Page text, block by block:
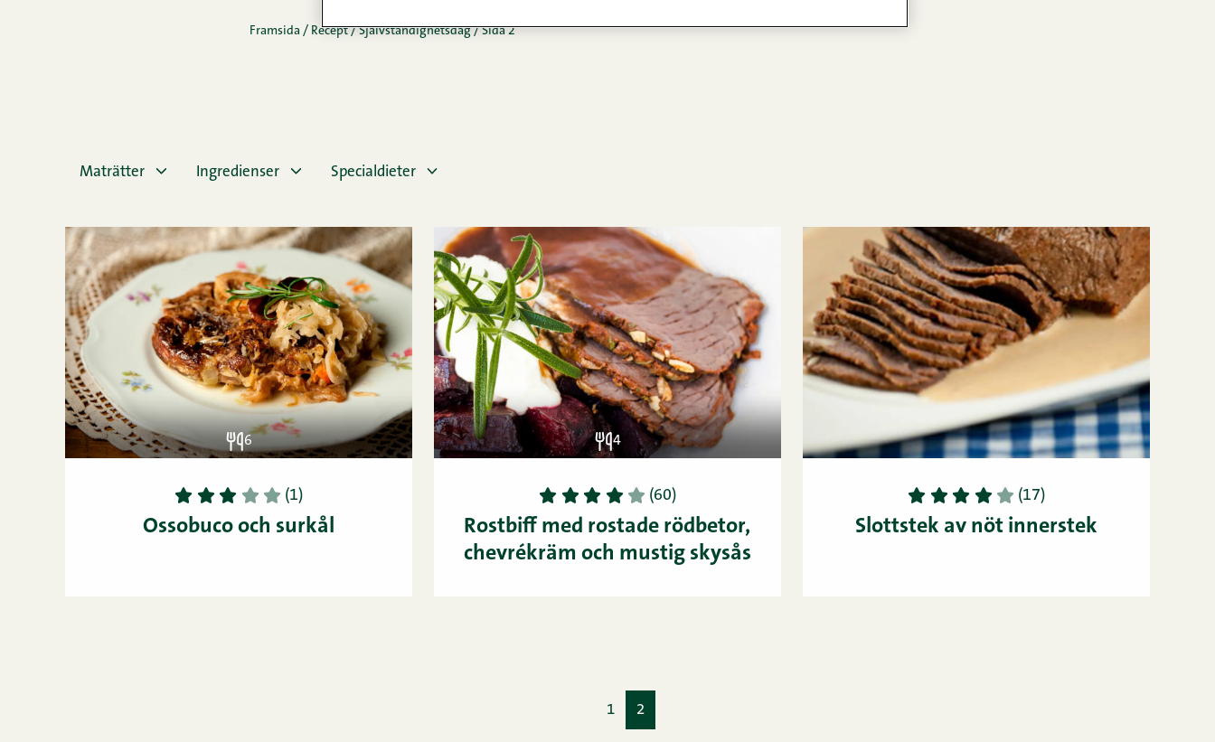
Framsida / Recept / Självständighetsdag / Sida 2
Maträtter Ingredienser Specialdieter
6
1 2 3 4 5 (1)
Ossobuco och surkål
4
1 2 3 4 5 (60)
Rostbiff med rostade rödbetor,
chevrékräm och mustig skysås
1 2 3 4 5 (17)
Slottstek av nöt innerstek
Page
1 Page
2